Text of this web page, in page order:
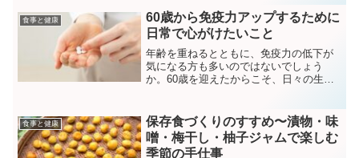
し、年齢とともに徐々に低下していきま
す。基礎代謝が下がると、...
食事と健康
60歳から免疫力アップするために
日常で心がけたいこと
年齢を重ねるとともに、免疫力の低下が
気になる方も多いのではないでしょう
か。60歳を迎えたからこそ、日々の生活
は、免疫力を高めるために気をつけてお
きたいポイントを紹介しま...
食事と健康
保存食づくりのすすめ〜漬物・味
噌・梅干し・柚子ジャムで楽しむ
季節の手仕事